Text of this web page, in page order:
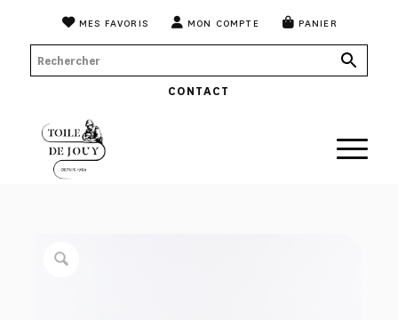
MES FAVORIS MON COMPTE PANIER
CONTACT